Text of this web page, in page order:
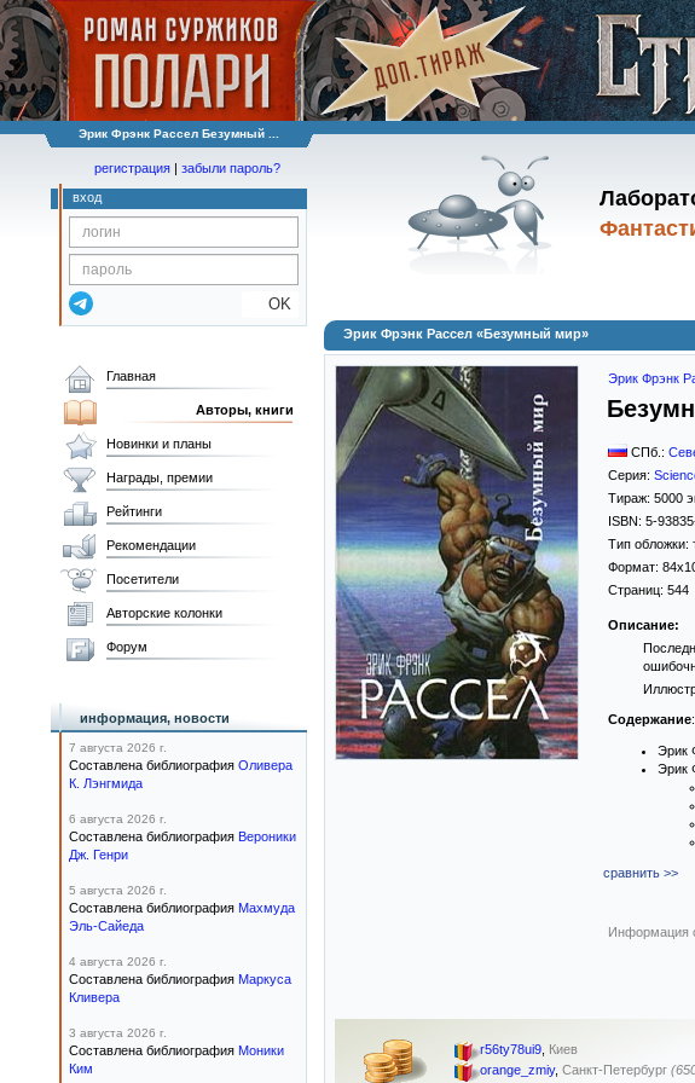
Эрик Фрэнк Рассел Безумный ...
регистрация | забыли пароль?
вход
OK
Эрик Фрэнк Рассел «Безумный мир»
Эрик Фрэнк
СПб.:
Серия:
Тираж: 5000
ISBN: 5-
Тип обложки:
Формат:
Страниц: 544
Описание:
Содержание:
Эрик
Эрик
сравнить >>
Информация
r56ty78ui9, Киев
orange_zmiy, Санкт-Петербург
Главная
Авторы, книги
Новинки и планы
Награды, премии
Рейтинги
Рекомендации
Посетители
Авторские колонки
Форум
информация, новости
7 августа 2026 г.
Составлена библиография Оливера
К. Лэнгмида
6 августа 2026 г.
Составлена библиография Вероники
Дж. Генри
5 августа 2026 г.
Составлена библиография Махмуда
Эль-Сайеда
4 августа 2026 г.
Составлена библиография Маркуса
Кливера
3 августа 2026 г.
Составлена библиография Моники
Ким